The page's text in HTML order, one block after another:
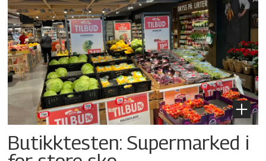
Butikktesten: Supermarked i